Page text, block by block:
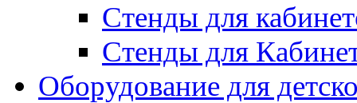
Стенды для
Стенды для
Оборудование для